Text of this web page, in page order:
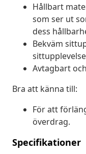
Hållbart
som ser ut
dess
Bekväm
Avtagbart
Bra att känna till:
För att
överdrag.
Specifikationer